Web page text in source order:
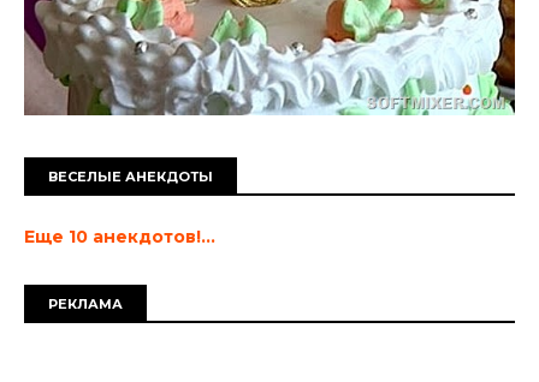
ВЕСЕЛЫЕ АНЕКДОТЫ
Еще 10 анекдотов!...
РЕКЛАМА